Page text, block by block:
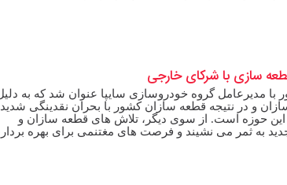
سازی با شرکای خارجی
با مدیرعامل گروه خودروسازی سایپا عنوان شد که به
و در نتیجه قطعه سازان کشور با بحران نقدینگی
این حوزه است. از سوی دیگر، تلاش های قطعه سازان و
به ثمر می نشیند و فرصت های مغتنمی برای بهره